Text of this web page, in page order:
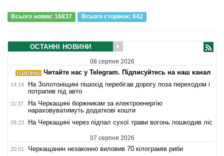
Всього новин: 16837 Всього сторiнок: 842
ОСТАННІ НОВИНИ
08 серпня 2026
Читайте нас у Telegram. Підписуйтесь на наш канал
14:14
На Золотоніщині пішохід перебігав дорогу поза переходом і
потрапив під авто
11:37
На Черкащині боржникам за електроенергію
нараховуватимуть додаткові кошти
09:23 На Черкащині через підпал сухої трави вогонь пошкодив ліс
07 серпня 2026
20:01 Черкащанин незаконно виловив 70 кілограмів риби